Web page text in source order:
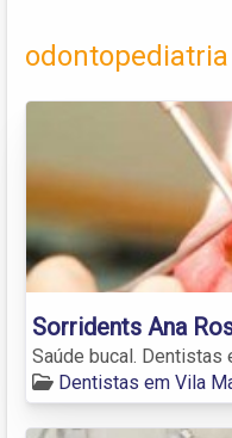
Sorridents Ana
Saúde bucal. Dentistas
Dentistas em Vila